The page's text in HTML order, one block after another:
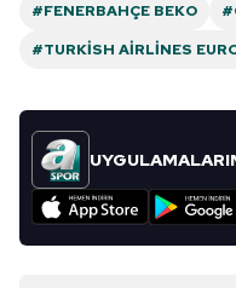
#FENERBAHÇE BEKO
#TURKISH AIRLINES